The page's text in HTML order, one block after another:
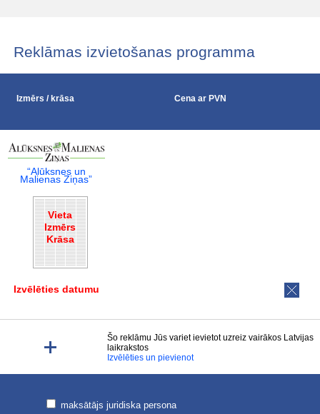
Reklāmas izvietošanas programma
Izmērs / krāsa Cena ar PVN
“Alūksnes un
Malienas Ziņas”
Vieta
Izmērs
Krāsa
Izvēlēties datumu
Šo reklāmu Jūs variet ievietot uzreiz vairākos Latvijas
laikrakstos
Izvēlēties un pievienot
maksātājs juridiska persona